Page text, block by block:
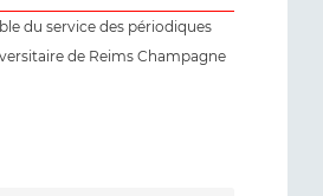
du service des périodiques
de Reims Champagne